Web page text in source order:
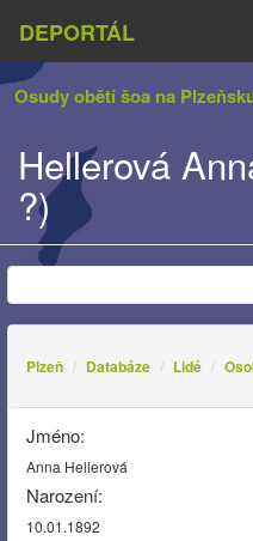
DEPORTÁL
Osudy obětí šoa na
Hellerová
?)
Plzeň Databáze Lidé
Jméno:
Anna Hellerová
Narození:
10.01.1892